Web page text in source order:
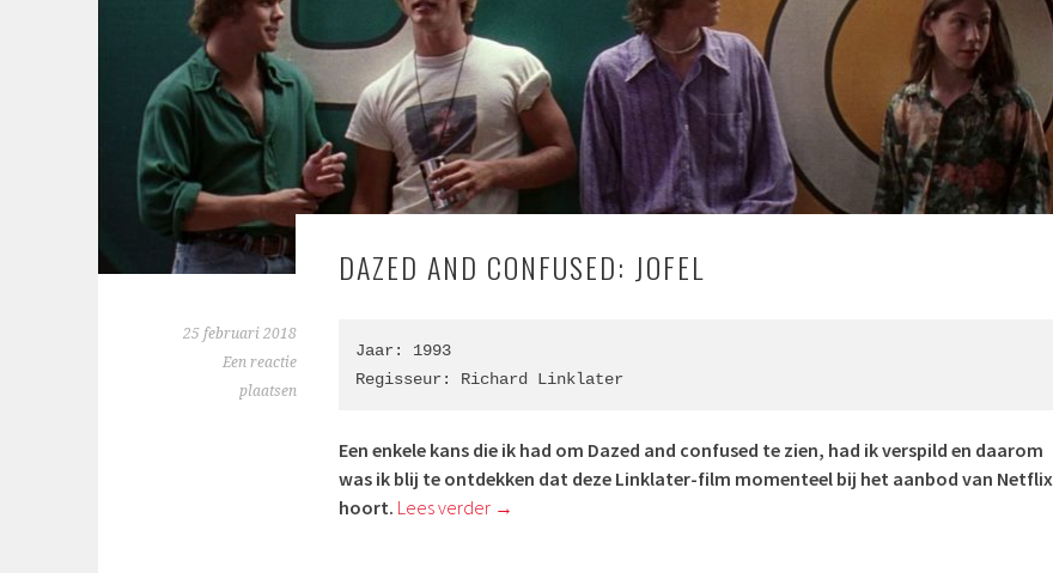
DAZED AND CONFUSED: JOFEL
25 februari 2018
Een reactie
plaatsen
Jaar: 1993
Regisseur: Richard Linklater
Een enkele kans die ik had om Dazed and confused te zien, had ik verspild en daarom
was ik blij te ontdekken dat deze Linklater-film momenteel bij het aanbod van Netflix
hoort. Lees verder →